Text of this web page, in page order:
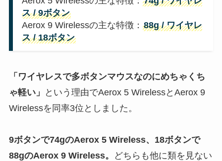
ス / 9ボタン
Aerox 9 Wirelessの主な特徴： 88g / ワイヤレ
ス / 18ボタン
「ワイヤレスで多ボタンマウスなのにめちゃくち
ゃ軽い」
という理由でAerox 5 WirelessとAerox 9
Wirelessを同率3位としました。
9ボタンで74gのAerox 5 Wireless、18ボタンで
88gのAerox 9 Wireless。
どちらも他に類を見ない